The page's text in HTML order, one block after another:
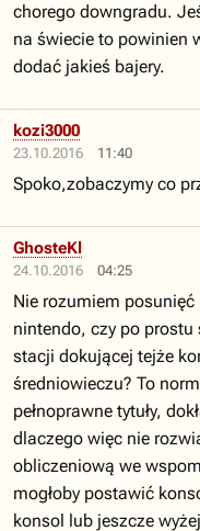
chorego downgradu.
na świecie to powinien
dodać jakieś bajery.
23.10.2016 11:40
kozi3000
Spoko,zobaczymy co
24.10.2016 04:25
GhosteKl
Nie rozumiem
nintendo, czy po
stacji dokującej tejże
średniowieczu? To
pełnoprawne tytuły,
dlaczego więc nie
obliczeniową we
mogłoby postawić
konsol lub jeszcze